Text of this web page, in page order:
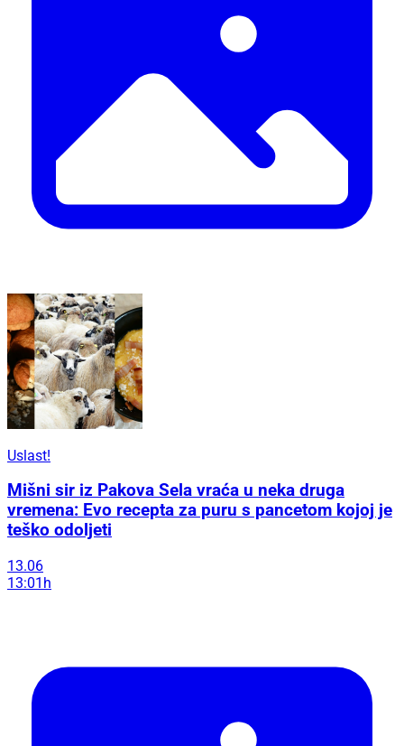
Uslast!
Mišni sir iz Pakova Sela vraća u neka druga
vremena: Evo recepta za puru s pancetom kojoj je
teško odoljeti
13.06
13:01h